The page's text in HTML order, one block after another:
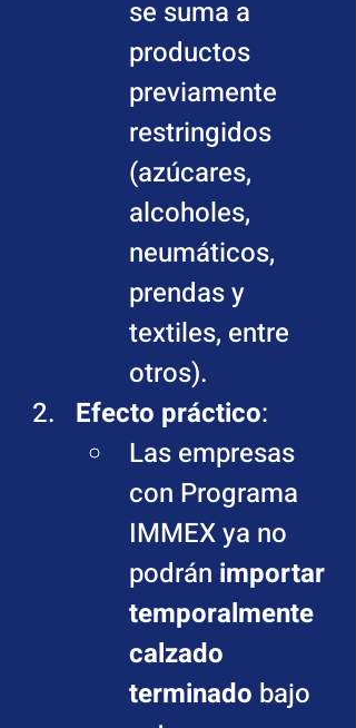
se suma a
productos
previamente
restringidos
(azúcares,
alcoholes,
neumáticos,
prendas y
textiles, entre
otros).
Efecto práctico:
Las empresas
con Programa
IMMEX ya no
podrán importar
temporalmente
calzado
terminado bajo